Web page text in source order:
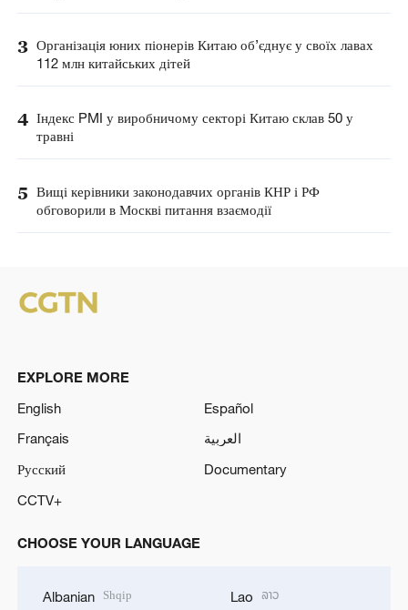
3 Організація юних піонерів Китаю об’єднує у своїх лавах
112 млн китайських дітей
4 Індекс PMI у виробничому секторі Китаю склав 50 у
травні
5 Вищі керівники законодавчих органів КНР і РФ
обговорили в Москві питання взаємодії
EXPLORE MORE
English
Español
Français
العربية
Русский
Documentary
CCTV+
CHOOSE YOUR LANGUAGE
Albanian Shqip Lao ລາວ